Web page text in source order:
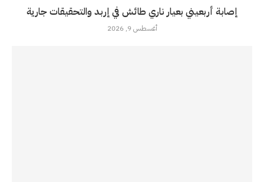
إصابة أربعيني بعيار ناري طائش في إربد والتحقيقات جارية
أغسطس 9, 2026